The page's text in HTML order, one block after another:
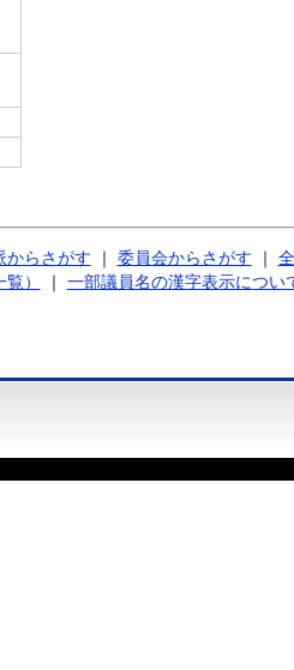
からさがす ｜ 委員会からさがす ｜
）
｜ 一部議員名の漢字表示につい